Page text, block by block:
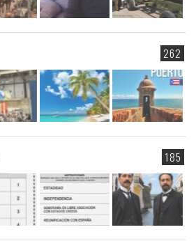
262
185